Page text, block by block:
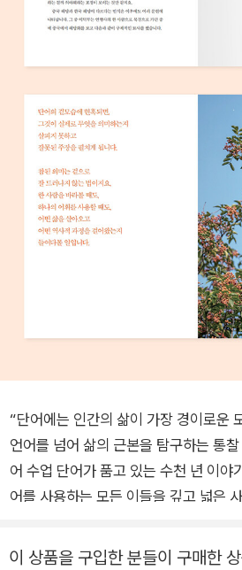
“단어에는 인간의 삶이 가장 경이로운
언어를 넘어 삶의 근본을 탐구하는 통
어 수업 단어가 품고 있는 수천 년 이야기가 눈앞에 펼쳐진다! 국
어를 사용하는 모든 이들을 깊고 넓은 사유의 세계로 초대하는 최
말을 배울 때 ‘엄마, 아빠’와 같은 단어
이 상품을 구입한 분들이 구매한